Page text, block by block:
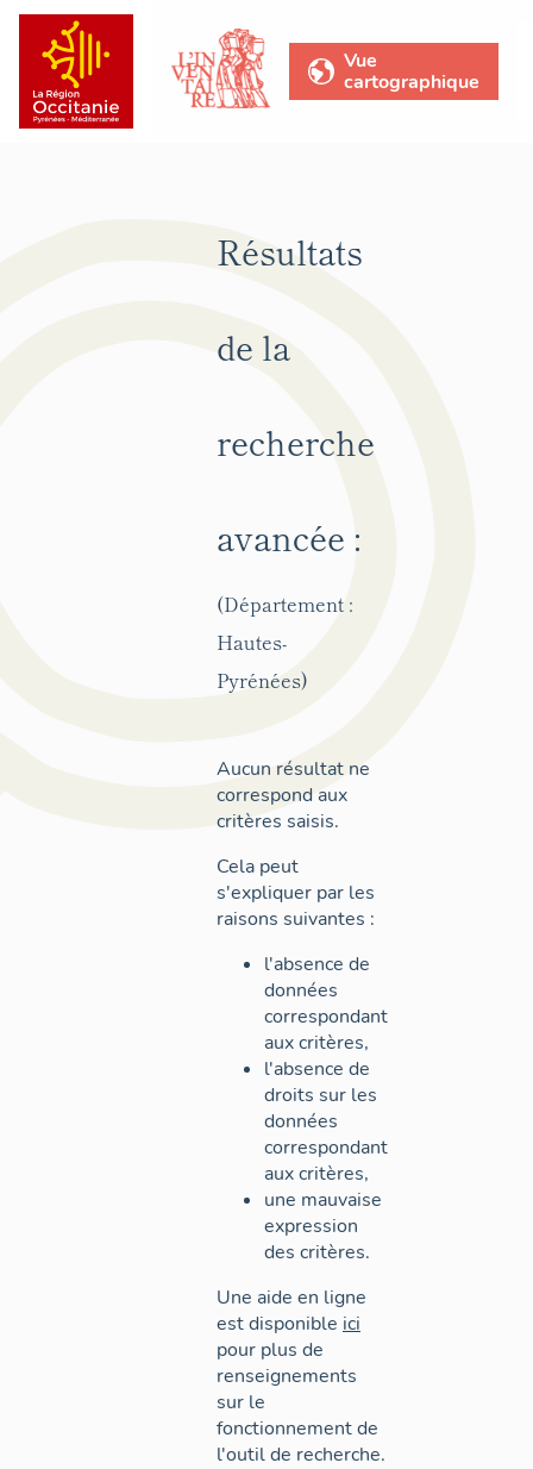
Vue
cartographique
Résultats
de la
recherche
avancée :
(Département :
Hautes-
Pyrénées)
Aucun résultat ne
correspond aux
critères saisis.
Cela peut
s'expliquer par les
raisons suivantes :
l'absence de
données
correspondant
aux critères,
l'absence de
droits sur les
données
correspondant
aux critères,
une mauvaise
expression
des critères.
Une aide en ligne
est disponible ici
pour plus de
renseignements
sur le
fonctionnement de
l'outil de recherche.